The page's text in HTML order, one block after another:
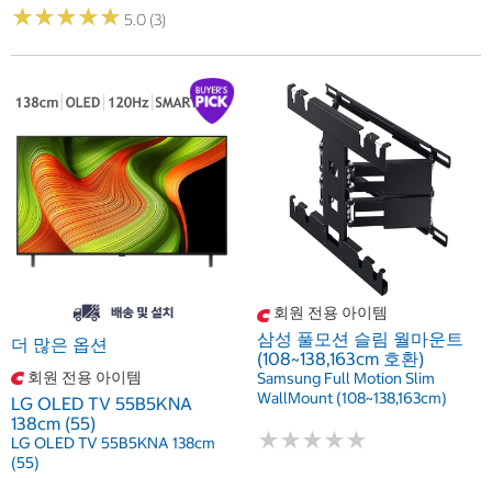
★★★★★
★★★★★ 5.0 (3)
더 많은 옵션
회원 전용 아이템
LG OLED TV 55B5KNA
138cm (55)
LG OLED TV 55B5KNA 138cm
(55)
회원 전용 아이템
삼성 풀모션 슬림 월마운트
(108~138,163cm 호환)
Samsung Full Motion Slim
WallMount (108~138,163cm)
★★★★★
★★★★★